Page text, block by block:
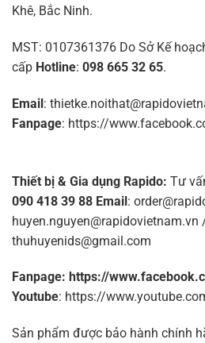
Khê, Bắc Ninh.
MST: 0107361376 Do Sở Kế
cấp Hotline: 098 665 32 65.
Email:
Fanpage: https://
Thiết bị & Gia dụng Rapido: Tư
090 418 39 88 Email:
huyen.nguyen@rapidovietnam.vn
thuhuyenids@gmail.com
Fanpage: https://
Youtube: https://
Sản phẩm được bảo hành chính